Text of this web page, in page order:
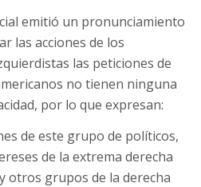
emitió un pronunciamiento
las acciones de los
las peticiones de
no tienen ninguna
por lo que expresan:
de este grupo de políticos,
de la extrema derecha
otros grupos de la derecha